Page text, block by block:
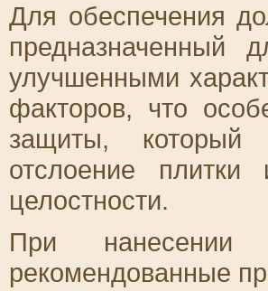
Для обеспечения
предназначенный
улучшенными
факторов, что
защиты, который
отслоение плитки
целостности.
При нанесении
рекомендованные